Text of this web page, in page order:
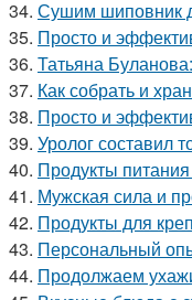
34. Сушим шиповник
35. Просто и
36. Татьяна
37. Как собрать и
38. Просто и
39. Уролог составил
40. Продукты
41. Мужская сила и
42. Продукты для
43. Персональный
44. Продолжаем